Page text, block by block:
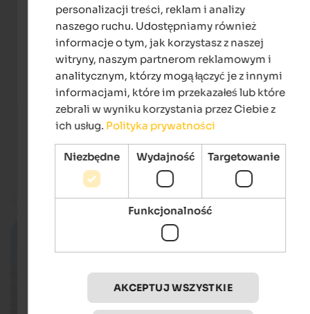
Webcam Schwemmalm
RAS Rundfunkanstalt Südtirol
Merano i okolice
Webcam South Tyrol
personalizacji treści, reklam i analizy
naszego ruchu. Udostępniamy również
informacje o tym, jak korzystasz z naszej
witryny, naszym partnerom reklamowym i
analitycznym, którzy mogą łączyć je z innymi
informacjami, które im przekazałeś lub które
zebrali w wyniku korzystania przez Ciebie z
ich usług. Polityka prywatności
Niezbędne Wydajność Targetowanie
Funkcjonalność
AKCEPTUJ WSZYSTKIE